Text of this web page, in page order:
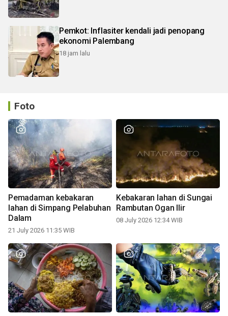
Pemkot: Inflasiter kendali jadi penopang
ekonomi Palembang
18 jam lalu
Foto
Pemadaman kebakaran
lahan di Simpang Pelabuhan
Dalam
21 July 2026 11:35 WIB
Kebakaran lahan di Sungai
Rambutan Ogan Ilir
08 July 2026 12:34 WIB